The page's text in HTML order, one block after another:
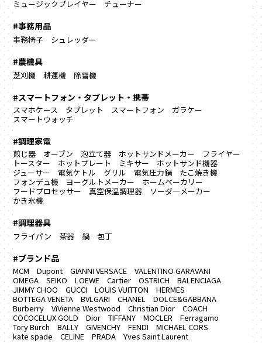
ミュージックプレイヤー
チューナー
#事務用品
事務椅子 シュレッダー
#農機具
芝刈機 耕運機 除雪機
#スマートフォン・タブレット・携帯
スマホケース タブレット スマートフォン
ガラケー
スマートウォッチ
#調理家電
煎じ器 オーブン 泡立て器 ホットサンドメーカー
フライヤー
トースター
ホットプレート ミキサー
ホットサンド機器
ジューサー
電気ケトル グリル 電気圧力鍋
たこ焼き機
フォンデュ機
ヨーグルトメーカー
ホームベーカリー
フードプロセッサー
真空保温調理器
ソーダ―メーカー
かき氷機
#調理器具
フライパン 茶器 鍋 包丁
#ブランド品
MCM Dupont GIANNI VERSACE
VALENTINO GARAVANI
OMEGA
SEIKO LOEWE Cartier OSTRICH
BALENCIAGA
JIMMY CHOO
GUCCI LOUIS VUITTON
HERMES
BOTTEGA VENETA
BVLGARI CHANEL
DOLCE&GABBANA
Burberry
ViVienne Westwood Christian Dior
COACH
COCOCELUX GOLD
Dior TIFFANY MOCLER
Ferragamo
Tory Burch
BALLY GIVENCHY FENDI
MICHAEL CORS
kate spade
CELINE PRADA Yves Saint Laurent